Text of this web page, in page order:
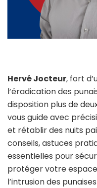
Hervé Jocteur, fort
l’éradication des
disposition plus de
vous guide avec
et rétablir des nuits
conseils, astuces
essentielles pour
protéger votre
l’intrusion des